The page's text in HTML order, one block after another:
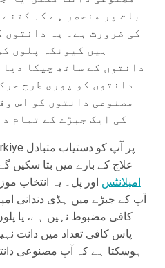
بات پر منحصر ہے کہ
کی ضرورت ہے۔ یہ دانتوں
ہیں کیونکہ پلوں
دانتوں کے ساتھ چپکا
دانتوں کو پوری طرح
مصنوعی دانتوں کو اس
کی ایک جبڑے کے تمام
علاج کے بارے میں بتا
امپلانٹس اور پل۔ یہ انتخاب
آپ کے جبڑے میں ہڈی دندانی
کافی مضبوط نہیں ہے، یا
پاس کافی تعداد میں دانت
ہوسکتا ہے کہ آپ مصنوعی